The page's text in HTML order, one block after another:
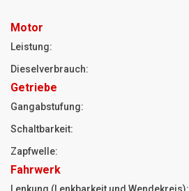
Motor
Leistung:
Dieselverbrauch:
Getriebe
Gangabstufung:
Schaltbarkeit:
Zapfwelle:
Fahrwerk
Lenkung (Lenkbarkeit und Wendekreis):